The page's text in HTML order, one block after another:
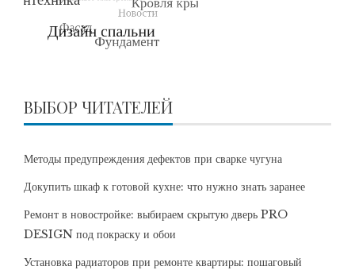
ВЫБОР ЧИТАТЕЛЕЙ
Методы предупреждения дефектов при сварке чугуна
Докупить шкаф к готовой кухне: что нужно знать заранее
Ремонт в новостройке: выбираем скрытую дверь PRO
DESIGN под покраску и обои
Установка радиаторов при ремонте квартиры: пошаговый